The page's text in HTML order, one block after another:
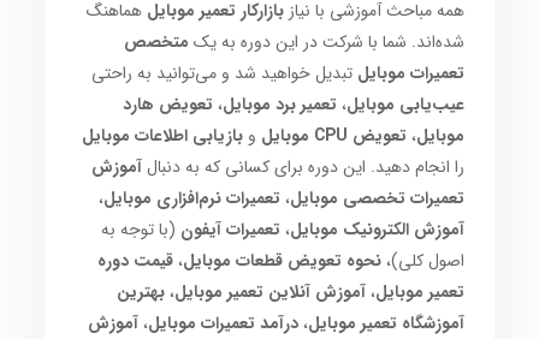
همه مباحث آموزشی با نیازبازارکار تعمیر موبایل هماهنگ
شده‌اند. شما با شرکت در این دوره به یک متخصص
تعمیرات موبایل تبدیل خواهید شد و می‌توانید به راحتی
عیب‌یابی موبایل، تعمیر برد موبایل، تعویض هارد
موبایل، تعویض CPU موبایل وبازیابی اطلاعات موبایل
را انجام دهید. این دوره برای کسانی که به دنبالآموزش
تعمیرات تخصصی موبایل، تعمیرات نرم‌افزاری موبایل،
آموزش الکترونیک موبایل، تعمیرات آیفون (با توجه به
اصول کلی)،نحوه تعویض قطعات موبایل،قیمت دوره
تعمیر موبایل،آموزش آنلاین تعمیر موبایل،بهترین
آموزشگاه تعمیر موبایل،درآمد تعمیرات موبایل،آموزش